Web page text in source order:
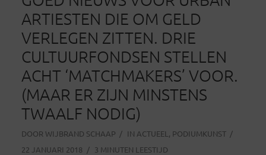
ARTIESTEN DIE OM GELD
VERLEGEN ZITTEN. DRIE
CULTUURFONDSEN STELLEN
ACHT ‘MATCHMAKERS’ VOOR.
(MAAR ER ZIJN MINSTENS
TWAALF NODIG)
DOOR WIJBRAND SCHAAP IN ACTUEEL , PODIUMKUNST
22 JANUARI 2018
3 MINUTEN LEESTIJD